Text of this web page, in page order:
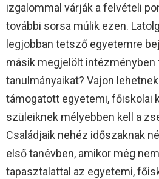
izgalommal várják a felvételi
további sorsa múlik ezen.
legjobban tetsző egyetemre
másik megjelölt intézményben
tanulmányaikat? Vajon
támogatott egyetemi, főiskolai
szüleiknek mélyebben kell a
Családjaik nehéz időszaknak
első tanévben, amikor még
tapasztalattal az egyetemi,